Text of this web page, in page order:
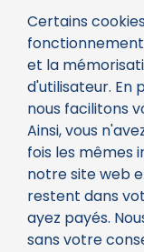
Certains
et la
d'utilisateur. En
nous facilitons
Ainsi, vous
fois les mêmes
notre site web
restent dans
ayez payés.
sans votre